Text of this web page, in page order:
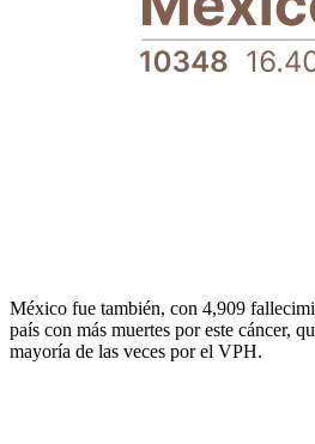
México fue también, con 4,909
país con más muertes por este cáncer,
mayoría de las veces por el VPH.